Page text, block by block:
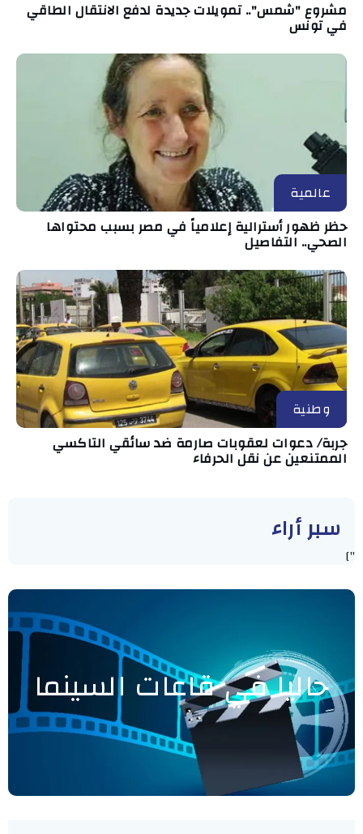
مشروع "شمس".. تمويلات جديدة لدفع الانتقال الطاقي
في تونس
عالمية
حظر ظهور أسترالية إعلامياً في مصر بسبب محتواها
الصحي.. التفاصيل
وطنية
جربة/ دعوات لعقوبات صارمة ضد سائقي التاكسي
الممتنعين عن نقل الحرفاء
سبر أراء
"]
حاليا في قاعات السينما